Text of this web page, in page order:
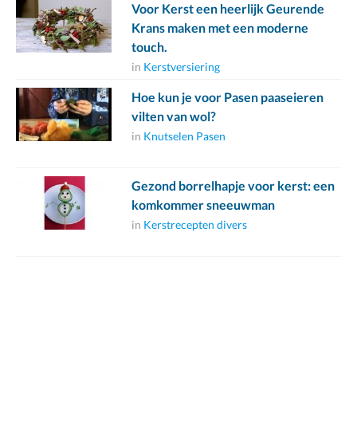
Voor Kerst een heerlijk Geurende
Krans maken met een moderne
touch.
in Kerstversiering
Hoe kun je voor Pasen paaseieren
vilten van wol?
in Knutselen Pasen
Gezond borrelhapje voor kerst: een
komkommer sneeuwman
in Kerstrecepten divers